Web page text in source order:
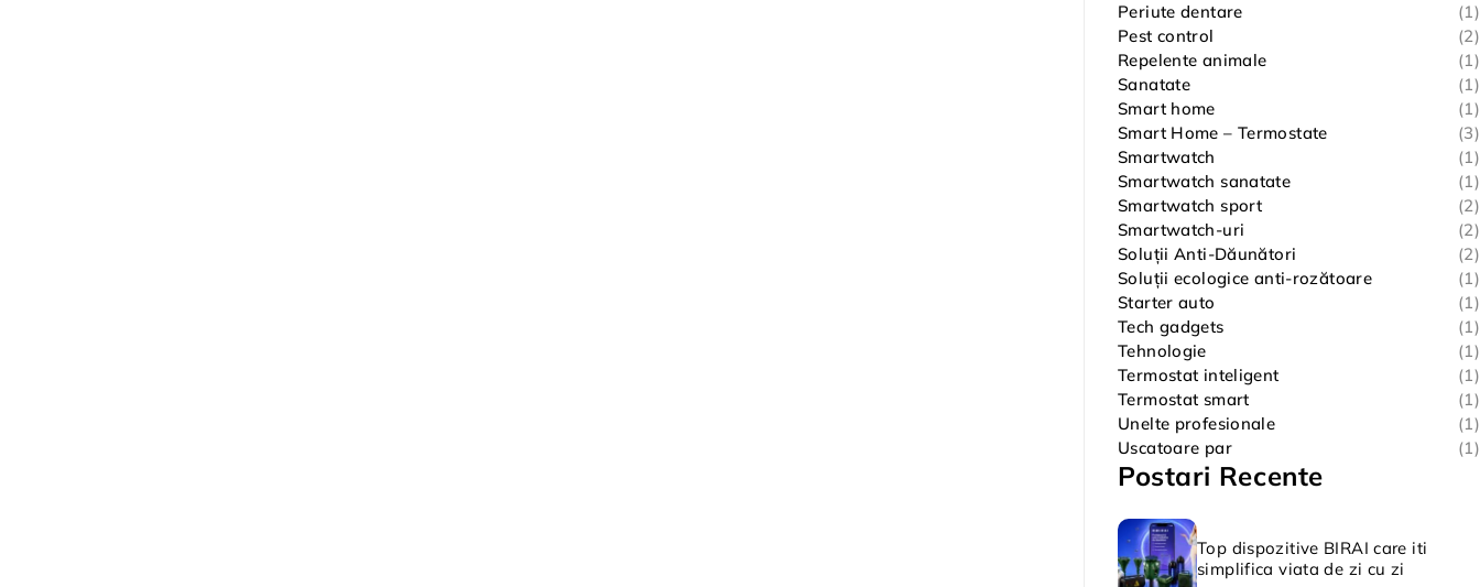
Periute dentare
(1)
Pest control
(2)
Repelente animale
(1)
Sanatate
(1)
Smart home
(1)
Smart Home – Termostate
(3)
Smartwatch
(1)
Smartwatch sanatate
(1)
Smartwatch sport
(2)
Smartwatch-uri
(2)
Soluții Anti-Dăunători
(2)
Soluții ecologice anti-rozătoare
(1)
Starter auto
(1)
Tech gadgets
(1)
Tehnologie
(1)
Termostat inteligent
(1)
Termostat smart
(1)
Unelte profesionale
(1)
Uscatoare par
(1)
Postari Recente
Top dispozitive BIRAI care iti
simplifica viata de zi cu zi